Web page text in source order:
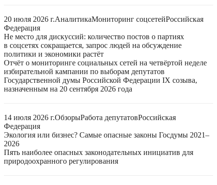
20 июля 2026 г.АналитикаМониторинг соцсетейРоссийская
Федерация
Не место для дискуссий: количество постов о партиях
в соцсетях сокращается, запрос людей на обсуждение
политики и экономики растёт
Отчёт о мониторинге социальных сетей на четвёртой неделе
избирательной кампании по выборам депутатов
Государственной думы Российской Федерации IX созыва,
назначенным на 20 сентября 2026 года
14 июля 2026 г.ОбзорыРабота депутатовРоссийская
Федерация
Экология или бизнес? Самые опасные законы Госдумы 2021–
2026
Пять наиболее опасных законодательных инициатив для
природоохранного регулирования